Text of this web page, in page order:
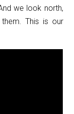
we look north,
This is our